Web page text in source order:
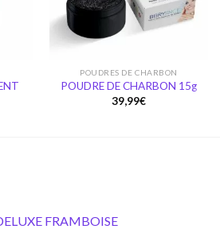
POUDRES DE CHARBON
POUDRE DE CHARBON 15g
39,99€
FRAMBOISE